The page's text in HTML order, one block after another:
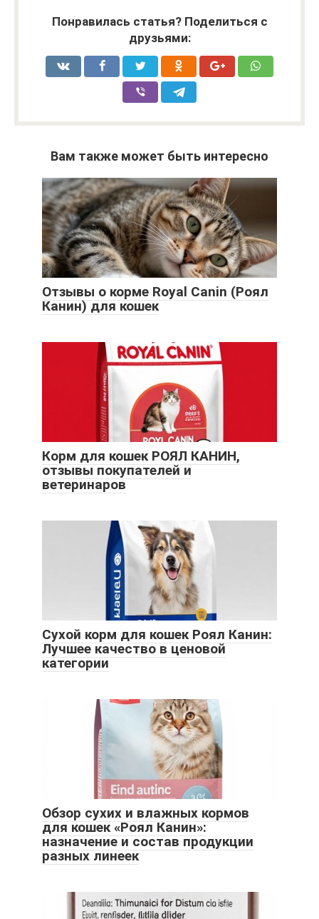
Понравилась статья? Поделиться с
друзьями:
Вам также может быть интересно
Отзывы о корме Royal Canin (Роял
Канин) для кошек
Корм для кошек РОЯЛ КАНИН,
отзывы покупателей и
ветеринаров
Сухой корм для кошек Роял Канин:
Лучшее качество в ценовой
категории
Обзор сухих и влажных кормов
для кошек «Роял Канин»:
назначение и состав продукции
разных линеек